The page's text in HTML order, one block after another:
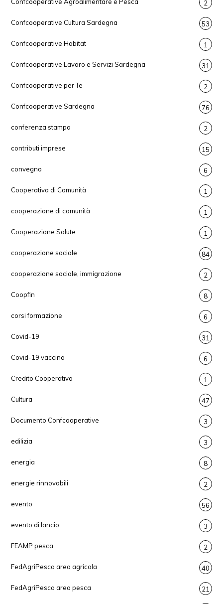
Confcooperative Agroalimentare e Pesca 2
Confcooperative Cultura Sardegna 53
Confcooperative Habitat 1
Confcooperative Lavoro e Servizi Sardegna 31
Confcooperative per Te 2
Confcooperative Sardegna 76
conferenza stampa 2
contributi imprese 15
convegno 6
Cooperativa di Comunità 1
cooperazione di comunità 1
Cooperazione Salute 1
cooperazione sociale 84
cooperazione sociale, immigrazione 2
Coopfin 8
corsi formazione 6
Covid-19 31
Covid-19 vaccino 6
Credito Cooperativo 1
Cultura 47
Documento Confcooperative 3
edilizia 3
energia 8
energie rinnovabili 2
evento 56
evento di lancio 3
FEAMP pesca 2
FedAgriPesca area agricola 40
FedAgriPesca area pesca 21